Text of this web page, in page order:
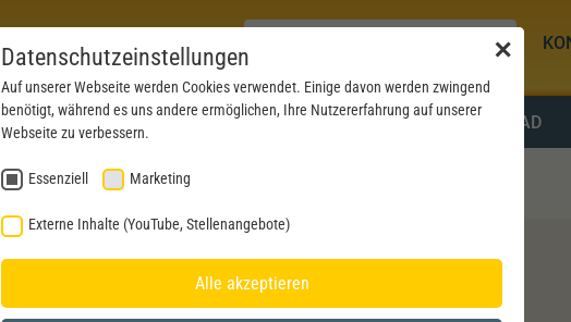
PRODUKTE AKTUELLES SERVICE DOWNLOAD
✕
Datenschutzeinstellungen
Auf unserer Webseite werden Cookies verwendet. Einige davon werden zwingend
benötigt, während es uns andere ermöglichen, Ihre Nutzererfahrung auf unserer
Webseite zu verbessern.
Essenziell Marketing
Externe Inhalte (YouTube, Stellenangebote)
Alle akzeptieren